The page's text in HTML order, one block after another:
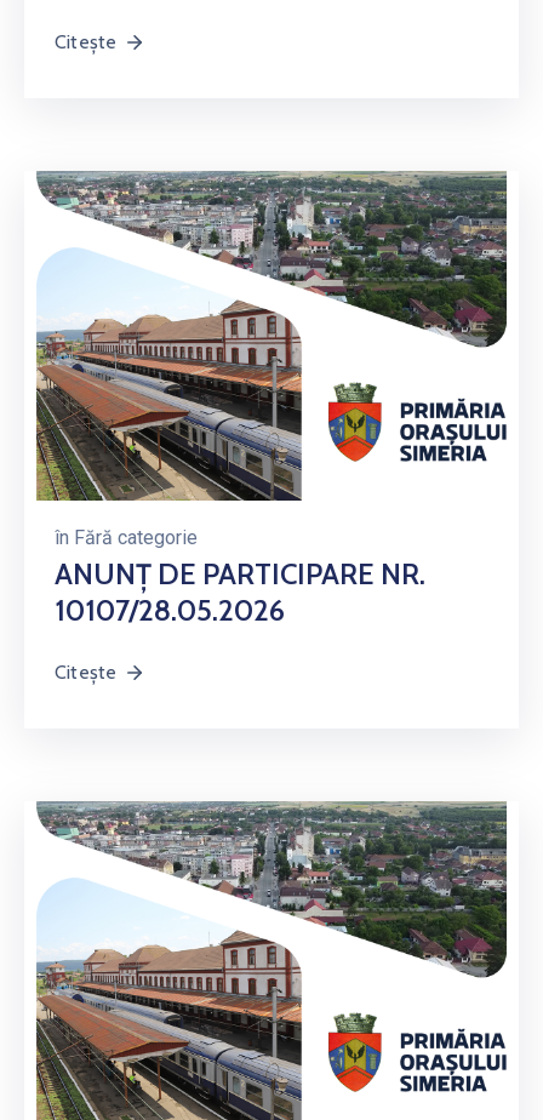
Citește
în Fără categorie
ANUNȚ DE PARTICIPARE NR.
10107/28.05.2026
Citește